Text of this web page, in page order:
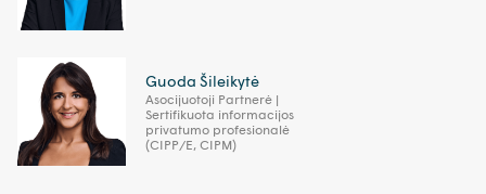
Guoda Šileikytė
Asocijuotoji Partnerė |
Sertifikuota informacijos
privatumo profesionalė
(CIPP/E, CIPM)